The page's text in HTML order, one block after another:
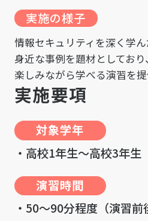
実施の様子
情報セキュリティを深く学ん
身近な事例を題材としてお
楽しみながら学べる演習を提
実施要項
対象学年
‧高校1年生～高校3年生
演習時間
‧50～90分程度（演習前